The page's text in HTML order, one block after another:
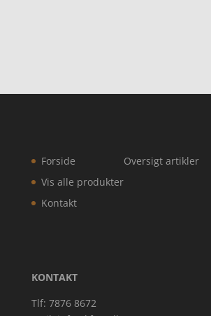
Forside
Vis alle produkter
Kontakt
Oversigt artikler
KONTAKT
Tlf: 7876 8672